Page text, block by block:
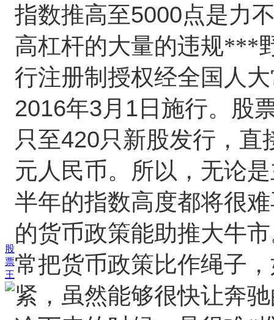
股
票
王
指数推高至5000点是力
高杠杆的大量的违规***
行注册制授权经全国人
2016年3月 1 日施行。股
只至420只新股发行，直
元人民币。所以，无论
半年的指数高度都将很
的货币政策能助推大牛
常把货币政策比作绳子
紧，虽然能够很快让奔